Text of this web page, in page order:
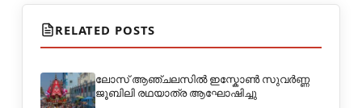
RELATED POSTS
ലോസ് ആഞ്ചലസിൽ ഇസ്കോൺ സുവർണ്ണ
ജൂബിലി രഥയാത്ര ആഘോഷിച്ചു